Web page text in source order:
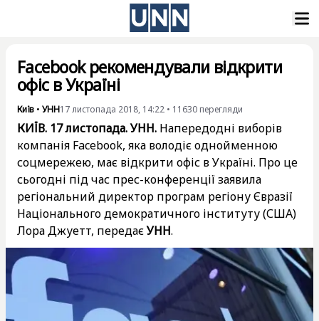
Facebook рекомендували відкрити
офіс в Україні
Київ • УНН17 листопада 2018, 14:22 • 11630 перегляди
КИЇВ. 17 листопада. УНН. Напередодні виборів
компанія Facebook, яка володіє однойменною
соцмережею, має відкрити офіс в Україні. Про це
сьогодні під час прес-конференції заявила
регіональний директор програм регіону Євразії
Національного демократичного інституту (США)
Лора Джуетт, передаєУНН.